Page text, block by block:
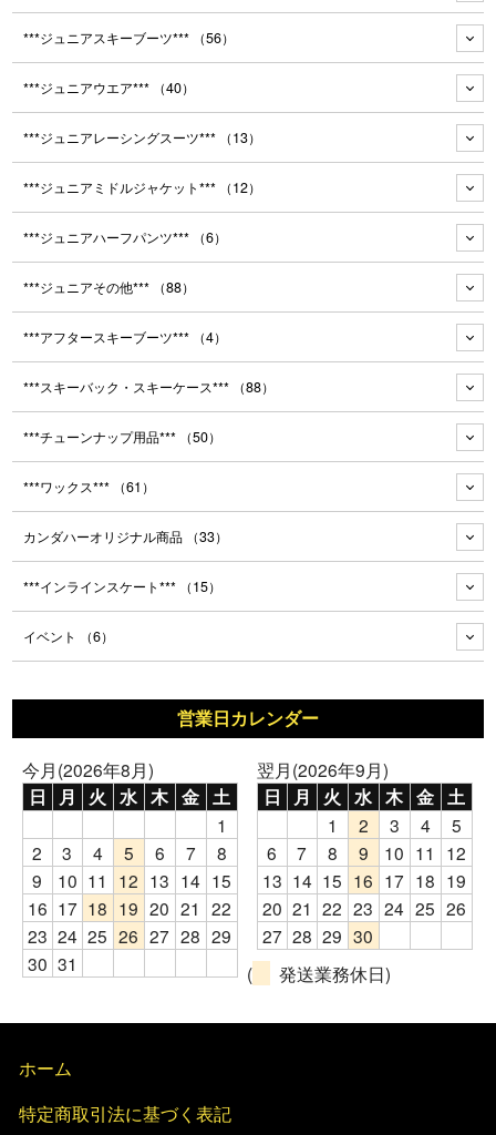
***ジュニアスキーブーツ*** （56）
***ジュニアウエア*** （40）
***ジュニアレーシングスーツ*** （13）
***ジュニアミドルジャケット*** （12）
***ジュニアハーフパンツ*** （6）
***ジュニアその他*** （88）
***アフタースキーブーツ*** （4）
***スキーバック・スキーケース*** （88）
***チューンナップ用品*** （50）
***ワックス*** （61）
カンダハーオリジナル商品 （33）
***インラインスケート*** （15）
イベント （6）
営業日カレンダー
今月(2026年8月)
日 月 火 水 木 金 土
1
2
3 4 5 6 7
8
9
10 11 12 13 14 15
16 17 18 19 20 21 22
23 24 25 26 27 28 29
30 31
翌月(2026年9月)
日 月 火 水 木 金 土
1 2 3 4
5
6
7 8 9 10 11
12
13 14 15 16 17 18 19
20 21 22 23 24 25 26
27 28 29 30
(
発送業務休日)
ホーム
特定商取引法に基づく表記